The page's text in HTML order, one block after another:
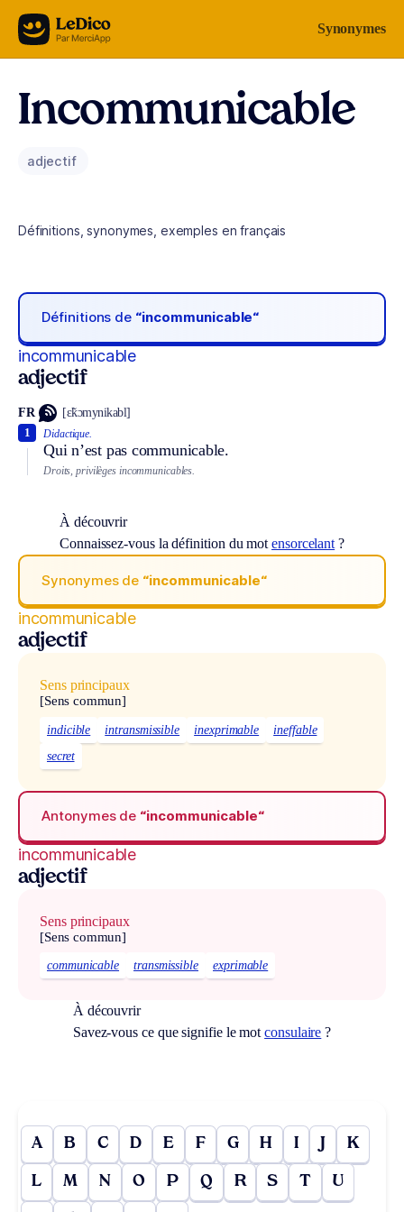
Aller au contenu Synonymes
Incommunicable
adjectif
Définitions, synonymes, exemples en français
Définitions de “incommunicable“
incommunicable
adjectif
FR [ɛ̃kɔmynikabl]
Didactique.
Qui n’est pas communicable.
1
Droits, privilèges incommunicables.
À découvrir
Connaissez-vous la définition du motensorcelant ?
Synonymes de “incommunicable“
incommunicable
adjectif
Sens principaux
[Sens commun]
indicible intransmissible inexprimable
ineffable
secret
Antonymes de “incommunicable“
incommunicable
adjectif
Sens principaux
[Sens commun]
communicable transmissible exprimable
À découvrir
Savez-vous ce que signifie le motconsulaire ?
A B C D E F G H I J K
L M N O P Q R S T U